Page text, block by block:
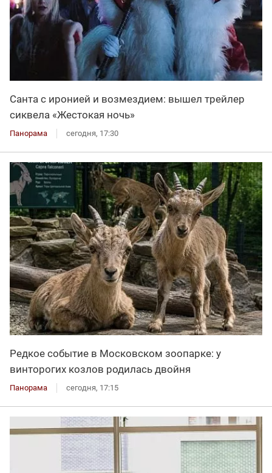
Санта с иронией и возмездием: вышел трейлер
сиквела «Жестокая ночь»
Панорама сегодня, 17:30
Редкое событие в Московском зоопарке: у
винторогих козлов родилась двойня
Панорама сегодня, 17:15